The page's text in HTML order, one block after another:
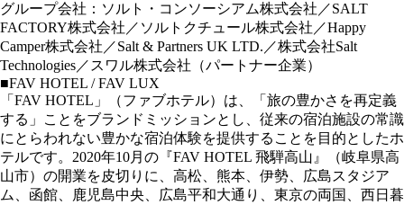
グループ会社：ソルト・コンソーシアム株式会社／SALT
FACTORY株式会社／ソルトクチュール株式会社／Happy
Camper株式会社／Salt & Partners UK LTD.／株式会社Salt
Technologies／スワル株式会社（パートナー企業）
■FAV HOTEL / FAV LUX
「FAV HOTEL」（ファブホテル）は、「旅の豊かさを再定義
する」ことをブランドミッションとし、従来の宿泊施設の常識
にとらわれない豊かな宿泊体験を提供することを目的としたホ
テルです。2020年10月の『FAV HOTEL 飛騨高山』（岐阜県高
山市）の開業を皮切りに、高松、熊本、伊勢、広島スタジア
ム、函館、鹿児島中央、広島平和大通り、東京の両国、西日暮